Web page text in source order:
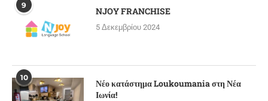
9 NJOY FRANCHISE
5 Δεκεμβρίου 2024
10
Νέο κατάστημα Loukoumania στη Νέα
Ιωνία!